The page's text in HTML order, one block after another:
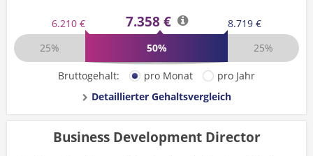
6.210 € 7.358 €
8.719 €
25%
50% 25%
Bruttogehalt: pro Monat
pro Jahr
Detaillierter Gehaltsvergleich
Business Development Director